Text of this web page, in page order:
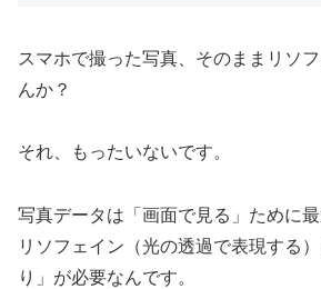
スマホで撮った写真、そのままリソ
んか？
それ、もったいないです。
写真データは「画面で見る」ために最
リソフェイン（光の透過で表現する
り」が必要なんです。